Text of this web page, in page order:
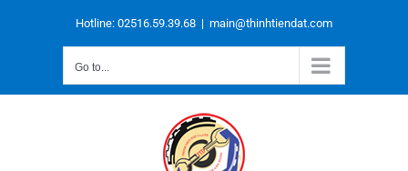
Hotline: 02516.59.39.68 | main@thinhtiendat.com
Go to...